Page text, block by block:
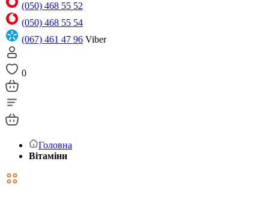
(050) 468 55 52
(050) 468 55 54
(067) 461 47 96 Viber
0
Головна
Вітаміни